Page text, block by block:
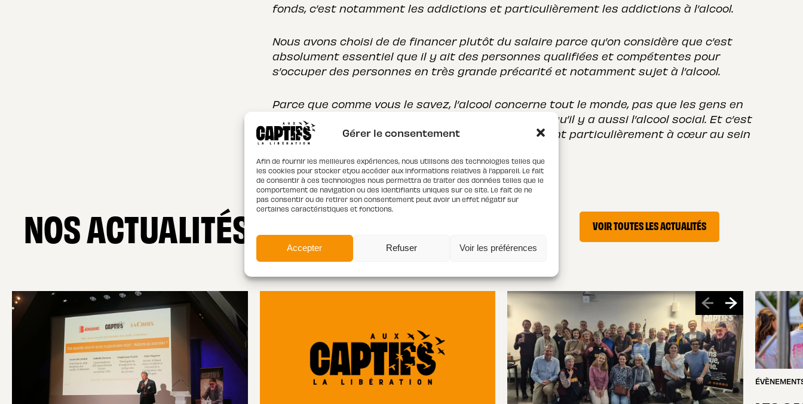
Gérer le consentement
Afin de fournir les meilleures expériences, nous utilisons des technologies telles que
les cookies pour stocker et/ou accéder aux informations relatives à l'appareil. Le fait
de consentir à ces technologies nous permettra de traiter des données telles que le
comportement de navigation ou des identifiants uniques sur ce site. Le fait de ne
pas consentir ou de retirer son consentement peut avoir un effet négatif sur
certaines caractéristiques et fonctions.
Accepter Refuser Voir les préférences
fonds, c’est notamment les addictions et particulièrement les addictions à l’alcool.
Nous avons choisi de de financer plutôt du salaire parce qu’on considère que c’est
absolument essentiel que il y ait des personnes qualifiées et compétentes pour
s’occuper des personnes en très grande précarité et notamment sujet à l’alcool.
Parce que comme vous le savez, l’alcool concerne tout le monde, pas que les gens en
très grande précarité. Les jeunes. On pourrait dire qu’il y a aussi l’alcool social. Et c’est
vrai que c’est une une une des causes qui nous tient particulièrement à cœur au sein
du fond. »
NOS ACTUALITÉS VOIR TOUTES LES ACTUALITÉS